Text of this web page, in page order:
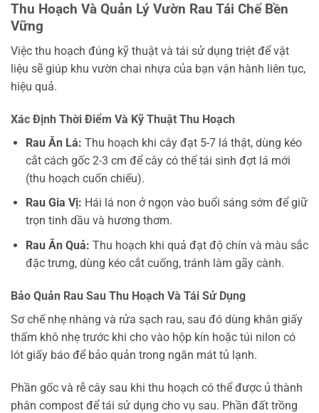
Thu Hoạch Và Quản Lý Vườn Rau Tái Chế Bền
Vững
Việc thu hoạch đúng kỹ thuật và tái sử dụng triệt để vật
liệu sẽ giúp khu vườn chai nhựa của bạn vận hành liên tục,
hiệu quả.
Xác Định Thời Điểm Và Kỹ Thuật Thu Hoạch
Rau Ăn Lá: Thu hoạch khi cây đạt 5-7 lá thật, dùng kéo
cắt cách gốc 2-3 cm để cây có thể tái sinh đợt lá mới
(thu hoạch cuốn chiếu).
Rau Gia Vị: Hái lá non ở ngọn vào buổi sáng sớm để giữ
trọn tinh dầu và hương thơm.
Rau Ăn Quả: Thu hoạch khi quả đạt độ chín và màu sắc
đặc trưng, dùng kéo cắt cuống, tránh làm gãy cành.
Bảo Quản Rau Sau Thu Hoạch Và Tái Sử Dụng
Sơ chế nhẹ nhàng và rửa sạch rau, sau đó dùng khăn giấy
thấm khô nhẹ trước khi cho vào hộp kín hoặc túi nilon có
lót giấy báo để bảo quản trong ngăn mát tủ lạnh.
Phần gốc và rễ cây sau khi thu hoạch có thể được ủ thành
phân compost để tái sử dụng cho vụ sau. Phần đất trồng